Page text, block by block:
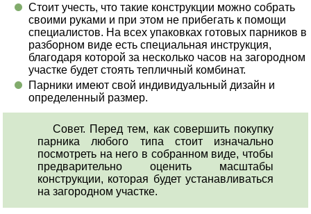
Стоит учесть, что такие конструкции можно собрать
своими руками и при этом не прибегать к помощи
специалистов. На всех упаковках готовых парников в
разборном виде есть специальная инструкция,
благодаря которой за несколько часов на загородном
участке будет стоять тепличный комбинат.
Парники имеют свой индивидуальный дизайн и
определенный размер.
Совет. Перед тем, как совершить покупку
парника любого типа стоит изначально
посмотреть на него в собранном виде, чтобы
предварительно оценить масштабы
конструкции, которая будет устанавливаться
на загородном участке.